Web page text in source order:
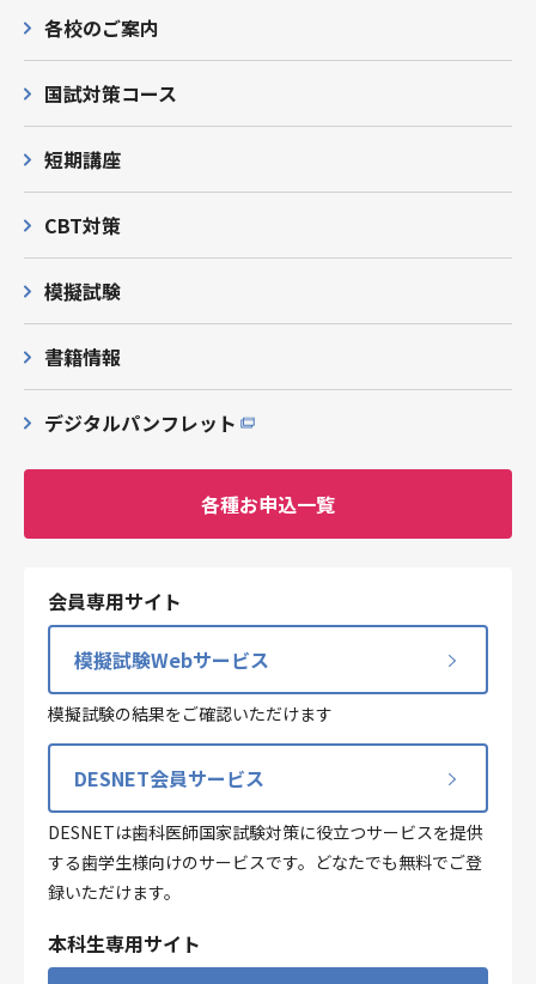
各校のご案内
国試対策コース
短期講座
CBT対策
模擬試験
書籍情報
デジタルパンフレット
各種お申込一覧
会員専用サイト
模擬試験Webサービス
模擬試験の結果をご確認いただけます
DESNET会員サービス
DESNETは歯科医師国家試験対策に役立つサービスを提供
する歯学生様向けのサービスです。どなたでも無料でご登
録いただけます。
本科生専用サイト